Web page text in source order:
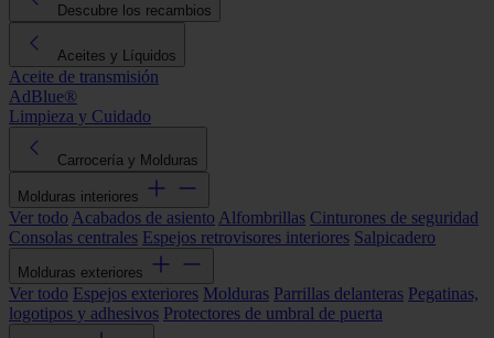
Descubre los recambios
Aceites y Líquidos
Aceite de transmisión
AdBlue®
Limpieza y Cuidado
Carrocería y Molduras
Molduras interiores
Ver todo Acabados de asiento Alfombrillas Cinturones de seguridad
Consolas centrales Espejos retrovisores interiores Salpicadero
Molduras exteriores
Ver todo Espejos exteriores Molduras Parrillas delanteras Pegatinas,
logotipos y adhesivos Protectores de umbral de puerta